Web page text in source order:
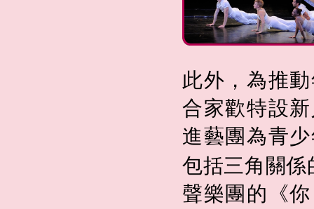
此外，為推
合家歡特設
進藝團為青
包括三角關係
聲樂團的《